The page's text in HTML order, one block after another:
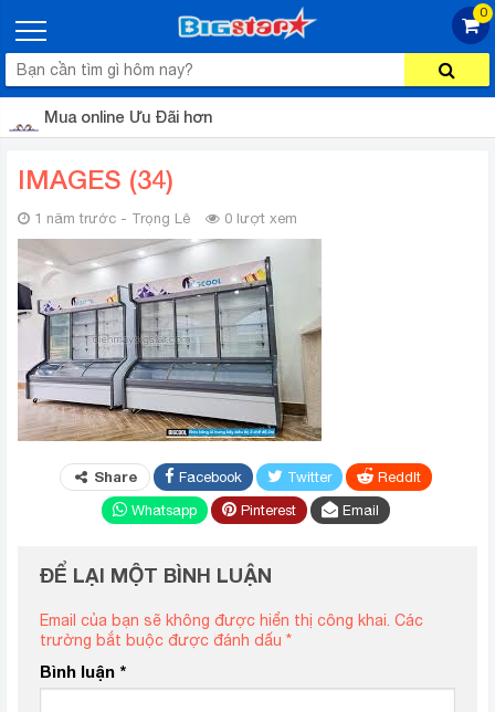
0
Mua online Ưu Đãi hơn
IMAGES (34)
1 năm trước - Trọng Lê 0 lượt xem
Share Facebook Twitter
ReddIt
Whatsapp
Pinterest Email
ĐỂ LẠI MỘT BÌNH LUẬN
Email của bạn sẽ không được hiển thị công khai. Các
trường bắt buộc được đánh dấu *
Bình luận *